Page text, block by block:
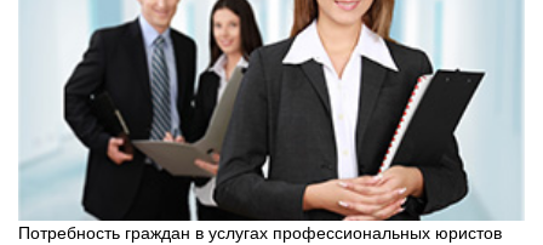
Потребность граждан в услугах профессиональных юристов